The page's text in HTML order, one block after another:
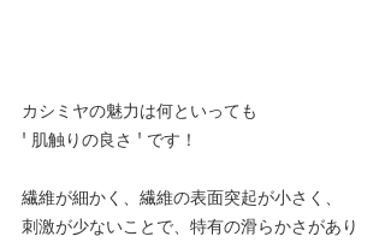
カシミヤの魅力は何といっても
' 肌触りの良さ ' です！
繊維が細かく、繊維の表面突起が小さく、
刺激が少ないことで、特有の滑らかさがあり